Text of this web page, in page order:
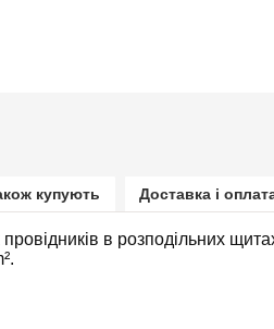
купують Доставка і
в розподільних